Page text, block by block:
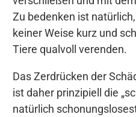
Zu bedenken ist
keiner Weise kurz und
Tiere qualvoll verenden.
Das Zerdrücken der
ist daher prinzipiell die
natürlich